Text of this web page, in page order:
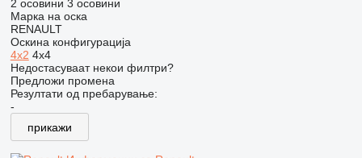
2 осовини 3 осовини
Марка на оска
RENAULT
Оскина конфигурација
4x2 4x4
Недостасуваат некои филтри?
Предложи промена
Резултати од пребарување:
-
прикажи